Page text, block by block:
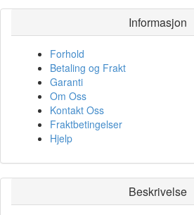
Informasjon
Forhold
Betaling og Frakt
Garanti
Om Oss
Kontakt Oss
Fraktbetingelser
Hjelp
Beskrivelse